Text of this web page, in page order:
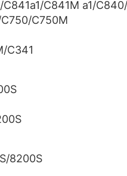
C841a1/C841M a1/
C750/C750M
C341
8200S